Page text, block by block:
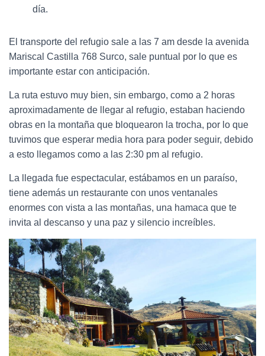
día.
El transporte del refugio sale a las 7 am desde la avenida
Mariscal Castilla 768 Surco, sale puntual por lo que es
importante estar con anticipación.
La ruta estuvo muy bien, sin embargo, como a 2 horas
aproximadamente de llegar al refugio, estaban haciendo
obras en la montaña que bloquearon la trocha, por lo que
tuvimos que esperar media hora para poder seguir, debido
a esto llegamos como a las 2:30 pm al refugio.
La llegada fue espectacular, estábamos en un paraíso,
tiene además un restaurante con unos ventanales
enormes con vista a las montañas, una hamaca que te
invita al descanso y una paz y silencio increíbles.